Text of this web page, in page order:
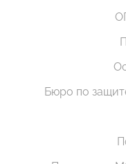
Бюро по